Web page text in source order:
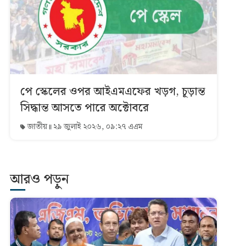
পে স্কেলের ওপর আইএমএফের খড়গ, চূড়ান্ত
সিদ্ধান্ত আসতে পারে অক্টোবরে
জাতীয় ২৯ জুলাই ২০২৬, ০৯:২৭ এএম
আরও পড়ুন